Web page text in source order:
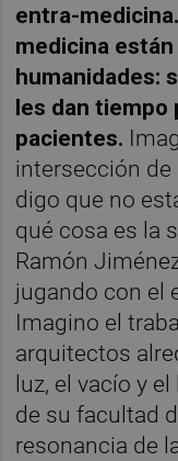
entra-
medicina
humanidades:
les dan tiempo
pacientes.
intersección
digo que no
qué cosa es la
Ramón
jugando con el
Imagino el
arquitectos
luz, el vacío y
de su facultad
resonancia de